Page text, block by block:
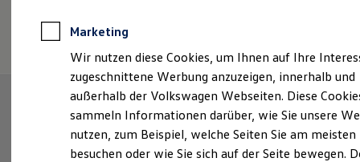
Anpfiff zum Gewinn
Elektroautos
ID. Tutorials
Elektrofahrzeugkonzepte
Reichweite
Reichweite der ID. Modelle
Reichweite im Winter
Marketing
Wir nutzen diese Cookies, um Ihnen auf Ihre
zugeschnittene Werbung anzuzeigen, innerhalb und
außerhalb der Volkswagen Webseiten. Diese
sammeln Informationen darüber, wie Sie unsere
nutzen, zum Beispiel, welche Seiten Sie am meisten
besuchen oder wie Sie sich auf der Seite bewegen.